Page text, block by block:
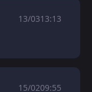
13/0313:13
15/0209:55